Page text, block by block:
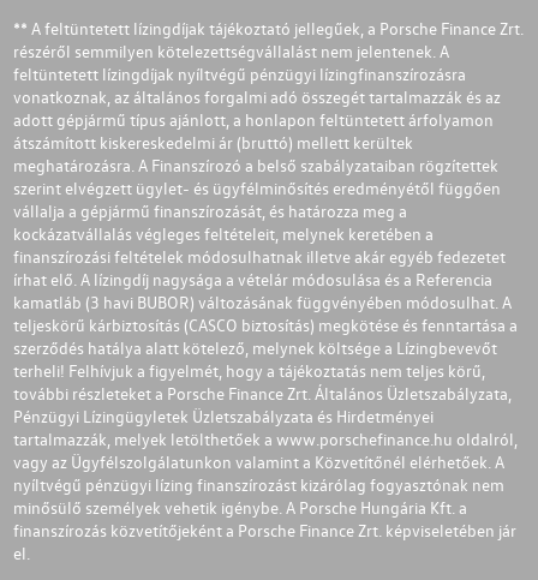
** A feltüntetett lízingdíjak tájékoztató jellegűek, a Porsche Finance Zrt.
részéről semmilyen kötelezettségvállalást nem jelentenek. A
feltüntetett lízingdíjak nyíltvégű pénzügyi lízingfinanszírozásra
vonatkoznak, az általános forgalmi adó összegét tartalmazzák és az
adott gépjármű típus ajánlott, a honlapon feltüntetett árfolyamon
átszámított kiskereskedelmi ár (bruttó) mellett kerültek
meghatározásra. A Finanszírozó a belső szabályzataiban rögzítettek
szerint elvégzett ügylet- és ügyfélminősítés eredményétől függően
vállalja a gépjármű finanszírozását, és határozza meg a
kockázatvállalás végleges feltételeit, melynek keretében a
finanszírozási feltételek módosulhatnak illetve akár egyéb fedezetet
írhat elő. A lízingdíj nagysága a vételár módosulása és a Referencia
kamatláb (3 havi BUBOR) változásának függvényében módosulhat. A
teljeskörű kárbiztosítás (CASCO biztosítás) megkötése és fenntartása a
szerződés hatálya alatt kötelező, melynek költsége a Lízingbevevőt
terheli! Felhívjuk a figyelmét, hogy a tájékoztatás nem teljes körű,
további részleteket a Porsche Finance Zrt. Általános Üzletszabályzata,
Pénzügyi Lízingügyletek Üzletszabályzata és Hirdetményei
tartalmazzák, melyek letölthetőek a www.porschefinance.hu oldalról,
vagy az Ügyfélszolgálatunkon valamint a Közvetítőnél elérhetőek. A
nyíltvégű pénzügyi lízing finanszírozást kizárólag fogyasztónak nem
minősülő személyek vehetik igénybe. A Porsche Hungária Kft. a
finanszírozás közvetítőjeként a Porsche Finance Zrt. képviseletében jár
el.